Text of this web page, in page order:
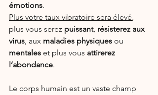
émotions.
Plus votre taux vibratoire sera élevé,
plus vous serez puissant, résisterez aux
virus, aux maladies physiques ou
mentales et plus vous attirerez
l’abondance.
Le corps humain est un vaste champ